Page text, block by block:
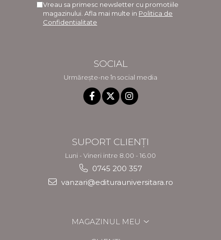
Vreau sa primesc newsletter cu promotiile
magazinului. Afla mai multe in Politica de
Confidentialitate
SOCIAL
Urmărește-ne în social media
SUPORT CLIENȚI
Luni - Vineri intre 8.00 - 16.00
0745 200 357
vanzari@editurauniversitara.ro
MAGAZINUL MEU